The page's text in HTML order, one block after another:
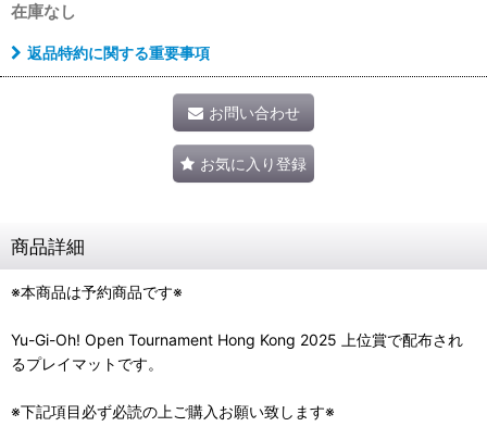
在庫なし
返品特約に関する重要事項
お問い合わせ
お気に入り登録
商品詳細
※本商品は予約商品です※
Yu-Gi-Oh! Open Tournament Hong Kong 2025 上位賞で配布され
るプレイマットです。
※下記項目必ず必読の上ご購入お願い致します※